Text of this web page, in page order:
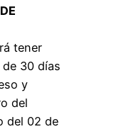
tener
30 días
y
del
del 02 de